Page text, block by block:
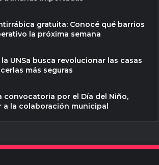
gratuita: Conocé qué barrios
la próxima semana
UNSa busca revolucionar las casas
más seguras
convocatoria por el Día del Niño,
a la colaboración municipal